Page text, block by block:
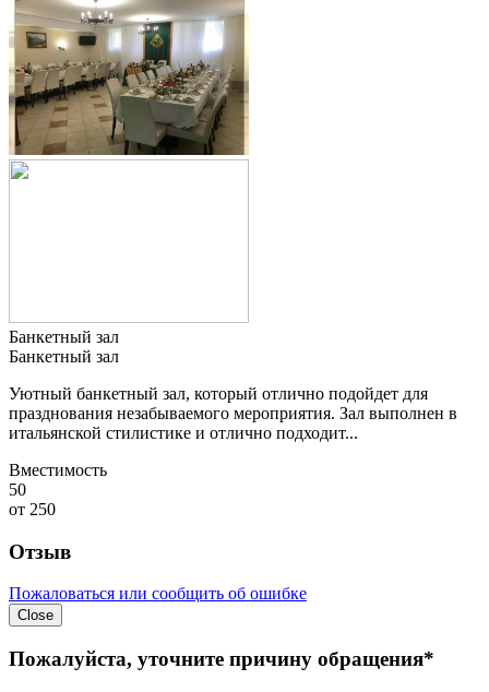
Банкетный зал
Банкетный зал
Уютный банкетный зал, который отлично подойдет для
празднования незабываемого мероприятия. Зал выполнен в
итальянской стилистике и отлично подходит...
Вместимость
50
от 250
Отзыв
Пожаловаться или сообщить об ошибке
Close
Пожалуйста, уточните причину обращения*